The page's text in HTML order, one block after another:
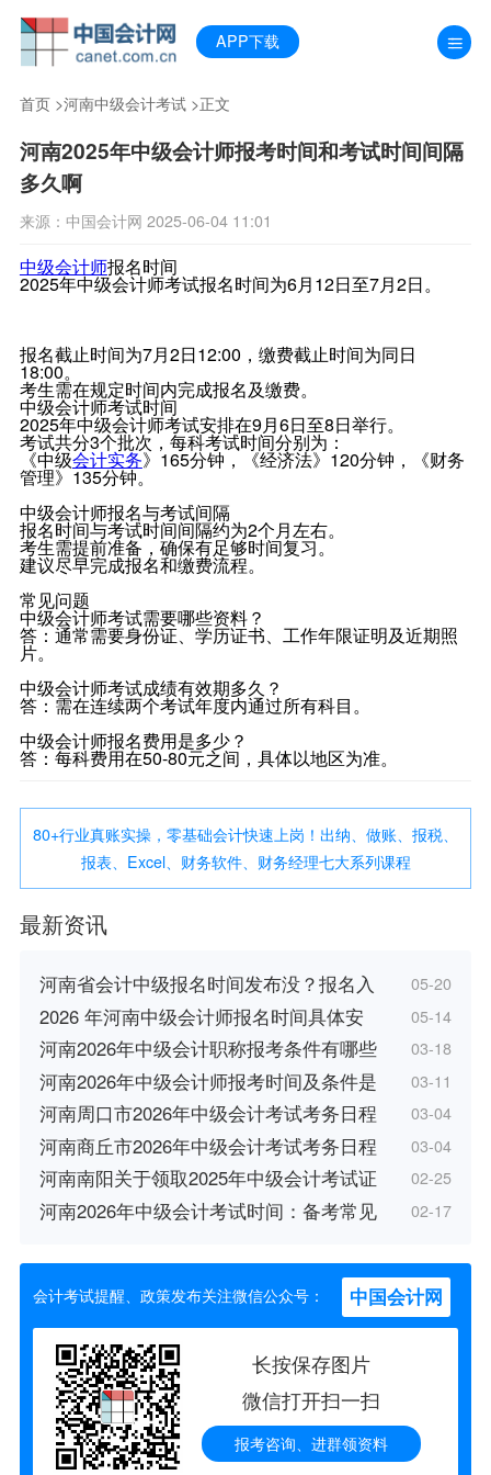
APP下载
首页>河南中级会计考试>正文
河南2025年中级会计师报考时间和考试时间间隔
多久啊
来源：中国会计网 2025-06-04 11:01
中级会计师报名时间
2025年中级会计师考试报名时间为6月12日至7月2日。
报名截止时间为7月2日12:00，缴费截止时间为同日
18:00。
考生需在规定时间内完成报名及缴费。
中级会计师考试时间
2025年中级会计师考试安排在9月6日至8日举行。
考试共分3个批次，每科考试时间分别为：
《中级会计实务》165分钟，《经济法》120分钟，《财务
管理》135分钟。
中级会计师报名与考试间隔
报名时间与考试时间间隔约为2个月左右。
考生需提前准备，确保有足够时间复习。
建议尽早完成报名和缴费流程。
常见问题
中级会计师考试需要哪些资料？
答：通常需要身份证、学历证书、工作年限证明及近期照
片。
中级会计师考试成绩有效期多久？
答：需在连续两个考试年度内通过所有科目。
中级会计师报名费用是多少？
答：每科费用在50-80元之间，具体以地区为准。
80+行业真账实操，零基础会计快速上岗！出纳、做账、报税、
报表、Excel、财务软件、财务经理七大系列课程
最新资讯
河南省会计中级报名时间发布没？报名入 05-20
2026 年河南中级会计师报名时间具体安 05-14
河南2026年中级会计职称报考条件有哪些 03-18
河南2026年中级会计师报考时间及条件是 03-11
河南周口市2026年中级会计考试考务日程 03-04
河南商丘市2026年中级会计考试考务日程 03-04
河南南阳关于领取2025年中级会计考试证 02-25
河南2026年中级会计考试时间：备考常见 02-17
会计考试提醒、政策发布关注微信公众号： 中国会计网
长按保存图片
微信打开扫一扫
报考咨询、进群领资料